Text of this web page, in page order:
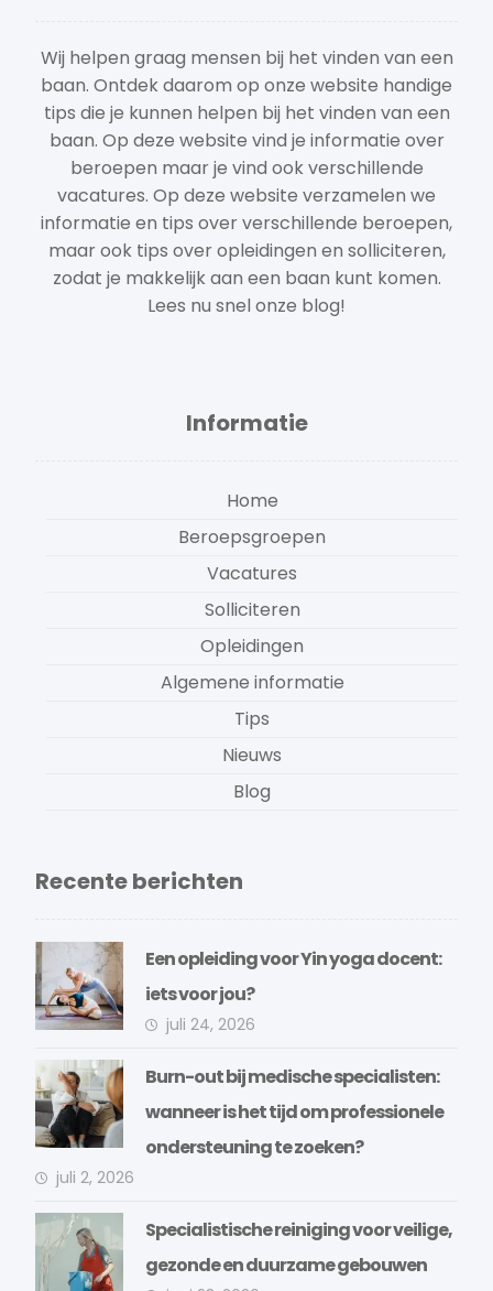
Wij helpen graag mensen bij het vinden van een
baan. Ontdek daarom op onze website handige
tips die je kunnen helpen bij het vinden van een
baan. Op deze website vind je informatie over
beroepen maar je vind ook verschillende
vacatures. Op deze website verzamelen we
informatie en tips over verschillende beroepen,
maar ook tips over opleidingen en solliciteren,
zodat je makkelijk aan een baan kunt komen.
Lees nu snel onze blog!
Informatie
Home
Beroepsgroepen
Vacatures
Solliciteren
Opleidingen
Algemene informatie
Tips
Nieuws
Blog
Recente berichten
Een opleiding voor Yin yoga docent:
iets voor jou?
juli 24, 2026
Burn-out bij medische specialisten:
wanneer is het tijd om professionele
ondersteuning te zoeken?
juli 2, 2026
Specialistische reiniging voor veilige,
gezonde en duurzame gebouwen